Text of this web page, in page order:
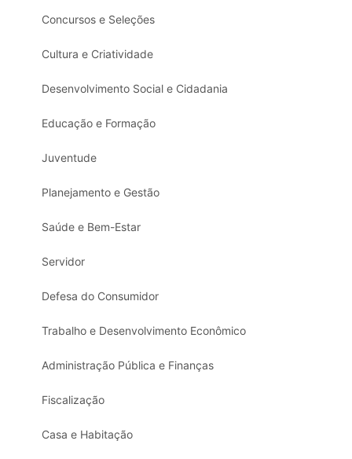
Concursos e Seleções
Cultura e Criatividade
Desenvolvimento Social e Cidadania
Educação e Formação
Juventude
Planejamento e Gestão
Saúde e Bem-Estar
Servidor
Defesa do Consumidor
Trabalho e Desenvolvimento Econômico
Administração Pública e Finanças
Fiscalização
Casa e Habitação